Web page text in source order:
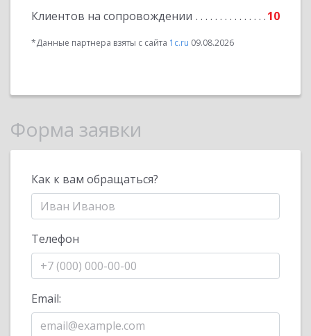
Клиентов на сопровождении
10
*Данные партнера взяты с сайта 1c.ru 09.08.2026
Форма заявки
Как к вам обращаться?
Телефон
Email: